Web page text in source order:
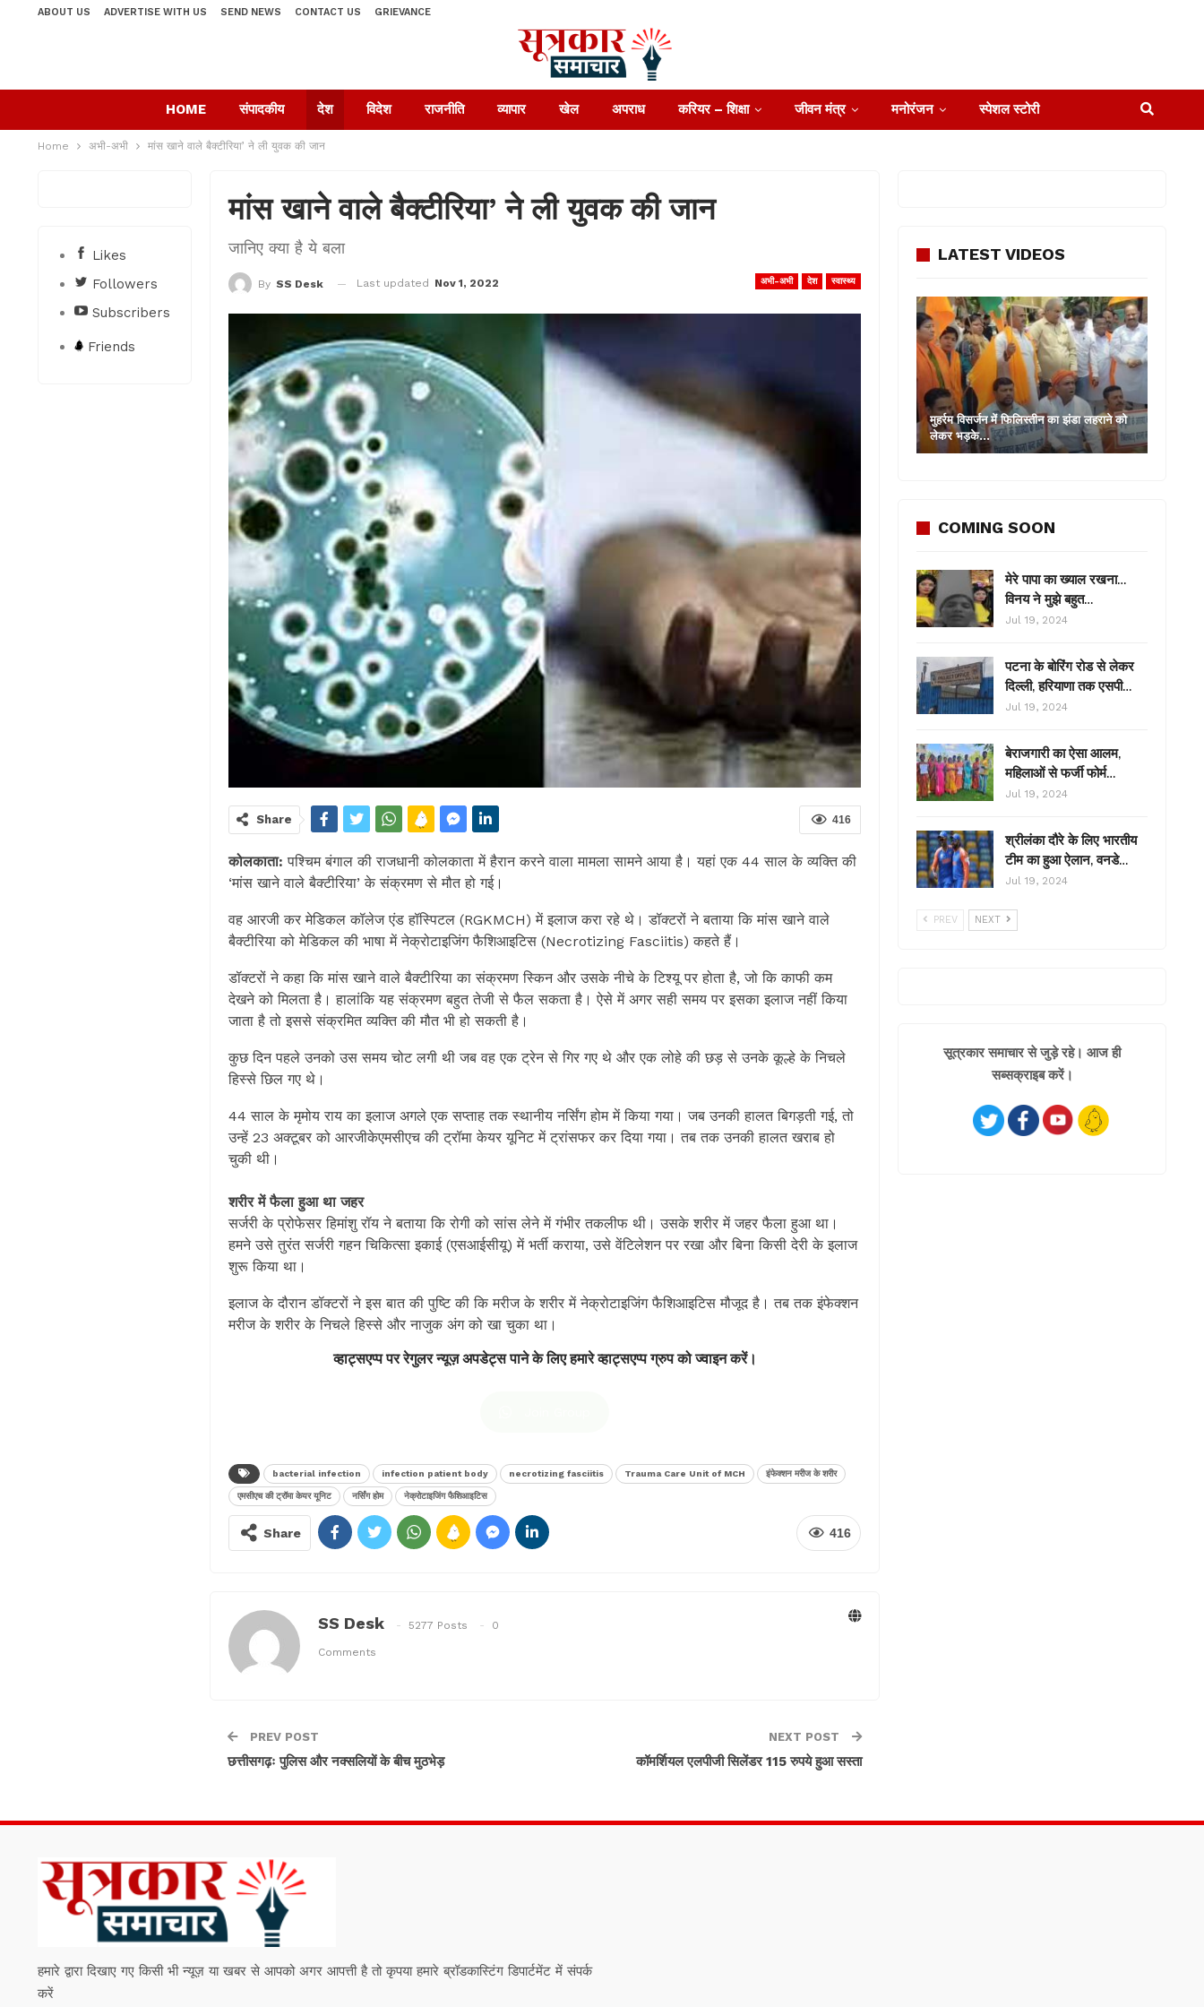
ABOUT US ADVERTISE WITH US SEND NEWS CONTACT US GRIEVANCE
HOME संपादकीय देश विदेश राजनीति व्यापार खेल अपराध करियर – शिक्षा जीवन मंत्र मनोरंजन स्पेशल स्टोरी
Home अभी-अभी मांस खाने वाले बैक्टीरिया’ ने ली युवक की जान
मांस खाने वाले बैक्टीरिया’ ने ली युवक की जान
जान‍िए क्‍या है ये बला
अभी-अभी देश स्वास्थ्य
By SS Desk Last updated Nov 1, 2022
416
Share
कोलकाता:पश्चिम बंगाल की राजधानी कोलकाता में हैरान करने वाला मामला सामने आया है। यहां एक 44 साल के व्यक्ति की
‘मांस खाने वाले बैक्टीरिया’ के संक्रमण से मौत हो गई।
वह आरजी कर मेडिकल कॉलेज एंड हॉस्पिटल (RGKMCH) में इलाज करा रहे थे। डॉक्टरों ने बताया कि मांस खाने वाले
बैक्टीरिया को मेडिकल की भाषा में नेक्रोटाइजिंग फैशिआइटिस (Necrotizing Fasciitis) कहते हैं।
डॉक्टरों ने कहा कि मांस खाने वाले बैक्टीरिया का संक्रमण स्‍क‍िन और उसके नीचे के ट‍िश्‍यू पर होता है, जो क‍ि काफी कम
देखने को म‍िलता है। हालांक‍ि यह संक्रमण बहुत तेजी से फैल सकता है। ऐसे में अगर सही समय पर इसका इलाज नहीं किया
जाता है तो इससे संक्रम‍ित व्यक्ति की मौत भी हो सकती है।
कुछ दिन पहले उनको उस समय चोट लगी थी जब वह एक ट्रेन से गिर गए थे और एक लोहे की छड़ से उनके कूल्हे के निचले
हिस्से छ‍िल गए थे।
44 साल के मृमोय राय का इलाज अगले एक सप्ताह तक स्थानीय नर्सिंग होम में किया गया। जब उनकी हालत बिगड़ती गई, तो
उन्हें 23 अक्टूबर को आरजीकेएमसीएच की ट्रॉमा केयर यूनिट में ट्रांसफर कर दिया गया। तब तक उनकी हालत खराब हो
चुकी थी।
शरीर में फैला हुआ था जहर
सर्जरी के प्रोफेसर हिमांशु रॉय ने बताया क‍ि रोगी को सांस लेने में गंभीर तकलीफ थी। उसके शरीर में जहर फैला हुआ था।
हमने उसे तुरंत सर्जरी गहन चिकित्सा इकाई (एसआईसीयू) में भर्ती कराया, उसे वेंटिलेशन पर रखा और बिना किसी देरी के इलाज
शुरू किया था।
इलाज के दौरान डॉक्टरों ने इस बात की पुष्टि की कि मरीज के शरीर में नेक्रोटाइजिंग फैशिआइटिस मौजूद है। तब तक इंफेक्शन
मरीज के शरीर के निचले हिस्से और नाजुक अंग को खा चुका था।
व्हाट्सएप्प पर रेगुलर न्यूज़ अपडेट्स पाने के लिए हमारे व्हाट्सएप्प ग्रुप को ज्वाइन करें।
bacterial infection infection patient body necrotizing fasciitis Trauma Care Unit of MCH इंफेक्शन मरीज के शरीर
एमसीएच की ट्रॉमा केयर यूनिट नर्सिंग होम नेक्रोटाइजिंग फैशिआइटिस
416
Share
SS Desk 5277 Posts 0
Comments
PREV POST
छत्तीसगढ़ः पुलिस और नक्सलियों के बीच मुठभेड़
NEXT POST
कॉमर्शियल एलपीजी सिलेंडर 115 रुपये हुआ सस्ता
LATEST VIDEOS
मुहर्रम विसर्जन में फिलिस्तीन का झंडा लहराने को
लेकर भड़के…
COMING SOON
मेरे पापा का ख्याल रखना…
विनय ने मुझे बहुत…
Jul 19, 2024
पटना के बोरिंग रोड से लेकर
दिल्ली, हरियाणा तक एसपी…
Jul 19, 2024
बेराजगारी का ऐसा आलम,
महिलाओं से फर्जी फोर्म…
Jul 19, 2024
श्रीलंका दौरे के लिए भारतीय
टीम का हुआ ऐलान, वनडे…
Jul 19, 2024
PREV NEXT
सूत्रकार समाचार से जुड़े रहे। आज ही
सब्सक्राइब करें।
Likes
Followers
Subscribers
Friends
हमारे द्वारा दिखाए गए किसी भी न्यूज़ या खबर से आपको अगर आपत्ती है तो कृपया हमारे ब्रॉडकास्टिंग डिपार्टमेंट में संपर्क
करें